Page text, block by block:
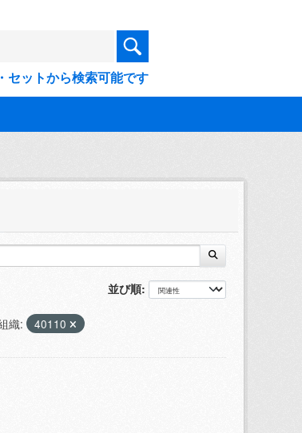
セットから検索可能です
並び順
織: 40110